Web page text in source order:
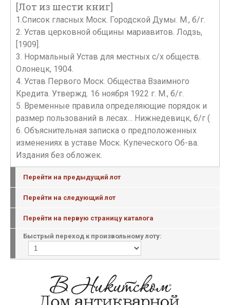
[Лот из шести книг]
1.Список гласных Моск. Городской Думы. М., б/г.
2. Устав церковной общины мариавитов. Лодзь,
[1909].
3. Нормальный Устав для местных с/х обществ.
Олонецк, 1904.
4. Устав Первого Моск. Общества Взаимного
Кредита. Утвержд. 16 ноября 1922 г. М., б/г.
5. Временные правила определяющие порядок и
размер пользований в лесах… Нижнедевицк, б/г (
6. Объяснительная записка о предположенных
изменениях в уставе Моск. Купеческого Об-ва.
Издания без обложек.
Перейти на предыдущий лот
Перейти на следующий лот
Перейти на первую страницу каталога
Быстрый переход к произвольному лоту: